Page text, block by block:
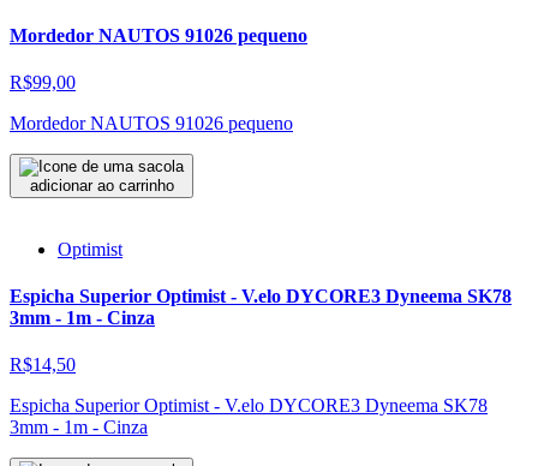
Mordedor NAUTOS 91026 pequeno
R$99,00
Mordedor NAUTOS 91026 pequeno
adicionar ao carrinho
Optimist
Espicha Superior Optimist - V.elo DYCORE3 Dyneema SK78
3mm - 1m - Cinza
R$14,50
Espicha Superior Optimist - V.elo DYCORE3 Dyneema SK78
3mm - 1m - Cinza